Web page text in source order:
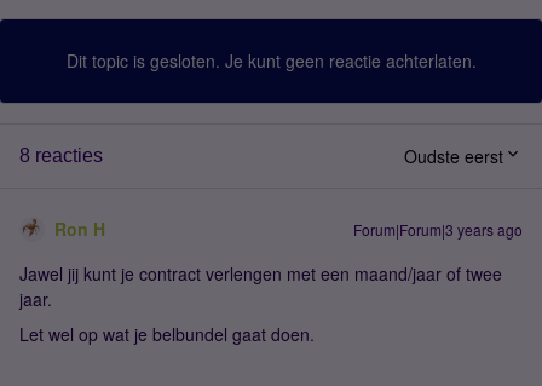
Dit topic is gesloten. Je kunt geen reactie achterlaten.
8 reacties Oudste eerst
Ron H Forum|Forum|3 years ago
Jawel jij kunt je contract verlengen met een maand/jaar of twee
jaar.
Let wel op wat je belbundel gaat doen.